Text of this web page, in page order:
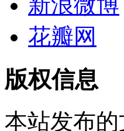
花瓣网
版权信息
本站发布